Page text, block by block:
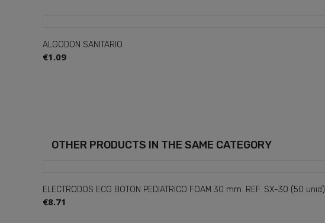
ALGODON SANITARIO
€1.09
OTHER PRODUCTS IN THE SAME CATEGORY
ELECTRODOS ECG BOTON PEDIATRICO FOAM 30 mm. REF. SX-30 (50 unid)
€8.71